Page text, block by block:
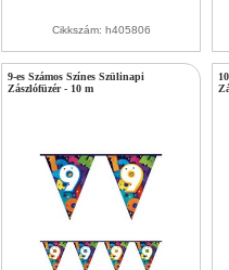
Cikkszám: h405806
9-es Számos Színes Szülinapi
Zászlófüzér - 10 m